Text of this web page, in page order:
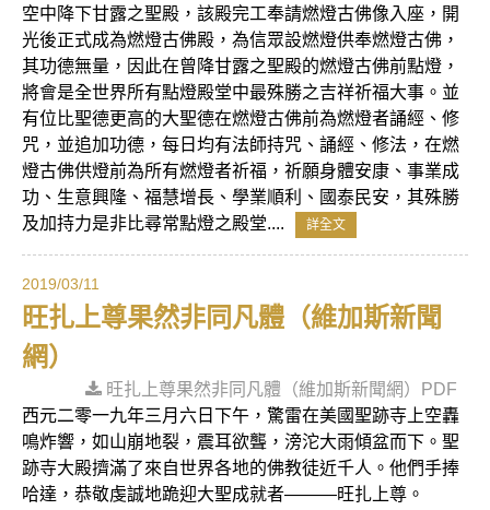
空中降下甘露之聖殿，該殿完工奉請燃燈古佛像入座，開
光後正式成為燃燈古佛殿，為信眾設燃燈供奉燃燈古佛，
其功德無量，因此在曾降甘露之聖殿的燃燈古佛前點燈，
將會是全世界所有點燈殿堂中最殊勝之吉祥祈福大事。並
有位比聖德更高的大聖德在燃燈古佛前為燃燈者誦經、修
咒，並追加功德，每日均有法師持咒、誦經、修法，在燃
燈古佛供燈前為所有燃燈者祈福，祈願身體安康、事業成
功、生意興隆、福慧增長、學業順利、國泰民安，其殊勝
及加持力是非比尋常點燈之殿堂....
詳全文
2019/03/11
旺扎上尊果然非同凡體（維加斯新聞
網）
旺扎上尊果然非同凡體（維加斯新聞網）PDF
西元二零一九年三月六日下午，驚雷在美國聖跡寺上空轟
鳴炸響，如山崩地裂，震耳欲聾，滂沱大雨傾盆而下。聖
跡寺大殿擠滿了來自世界各地的佛教徒近千人。他們手捧
哈達，恭敬虔誠地跪迎大聖成就者———旺扎上尊。